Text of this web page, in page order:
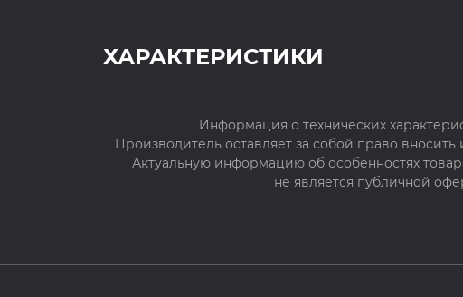
ХАРАКТЕРИСТИКИ
Информация о технических
Производитель оставляет за собой право
Актуальную информацию об особенностях
не является публичной